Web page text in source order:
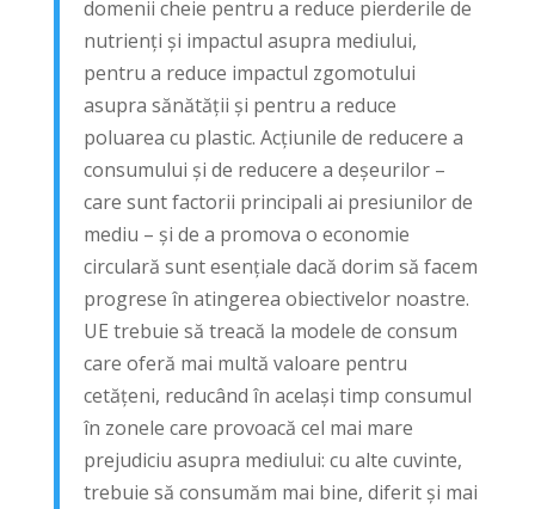
domenii cheie pentru a reduce pierderile de
nutrienți și impactul asupra mediului,
pentru a reduce impactul zgomotului
asupra sănătății și pentru a reduce
poluarea cu plastic. Acțiunile de reducere a
consumului și de reducere a deșeurilor –
care sunt factorii principali ai presiunilor de
mediu – și de a promova o economie
circulară sunt esențiale dacă dorim să facem
progrese în atingerea obiectivelor noastre.
UE trebuie să treacă la modele de consum
care oferă mai multă valoare pentru
cetățeni, reducând în același timp consumul
în zonele care provoacă cel mai mare
prejudiciu asupra mediului: cu alte cuvinte,
trebuie să consumăm mai bine, diferit și mai